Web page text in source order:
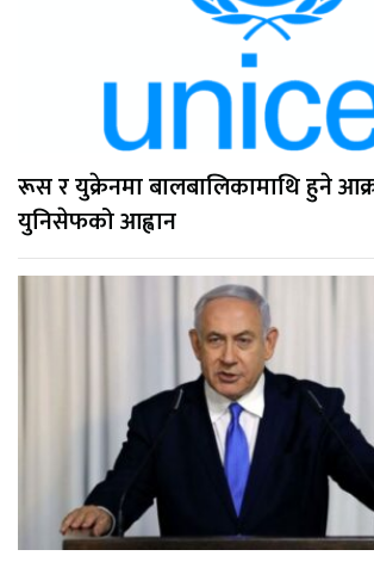
रूस र युक्रेनमा बालबालिकामाथि हुने
युनिसेफको आह्वान